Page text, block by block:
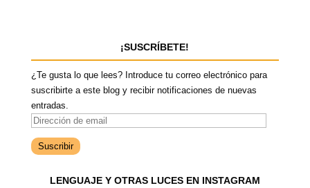
¡SUSCRÍBETE!
¿Te gusta lo que lees? Introduce tu correo electrónico para
suscribirte a este blog y recibir notificaciones de nuevas
entradas.
D
r
LENGUAJE Y OTRAS LUCES EN INSTAGRAM